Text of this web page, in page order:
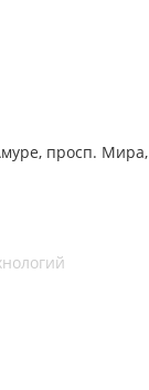
просп. Мира,